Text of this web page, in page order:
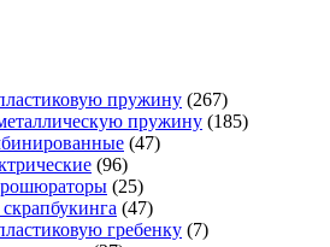
пружину (267)
пружину (185)
(47)
(96)
(25)
(47)
гребенку (7)